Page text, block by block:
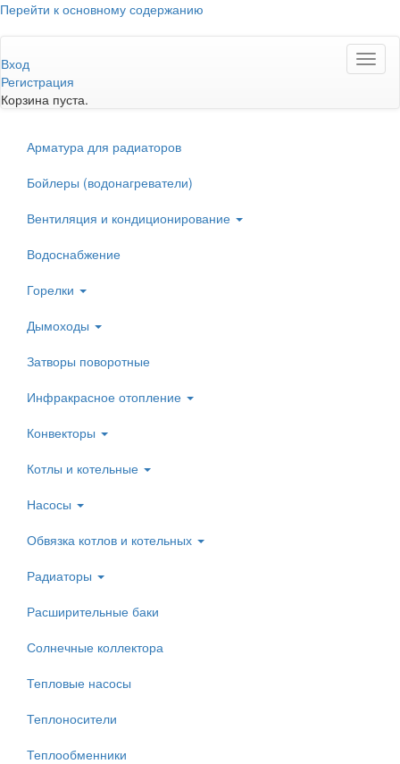
Перейти к основному содержанию
Вход
Регистрация
Корзина пуста.
Арматура для радиаторов
Бойлеры (водонагреватели)
Вентиляция и кондиционирование
Водоснабжение
Горелки
Дымоходы
Затворы поворотные
Инфракрасное отопление
Конвекторы
Котлы и котельные
Насосы
Обвязка котлов и котельных
Радиаторы
Расширительные баки
Солнечные коллектора
Тепловые насосы
Теплоносители
Теплообменники